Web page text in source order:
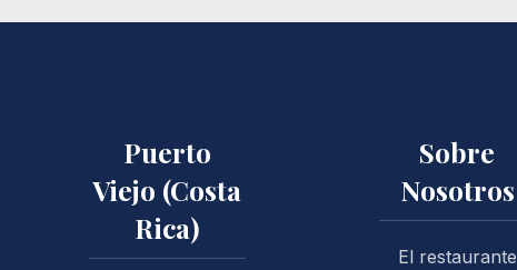
Puerto
Viejo (Costa
Rica)
Sobre
Nosotros
El restaurante